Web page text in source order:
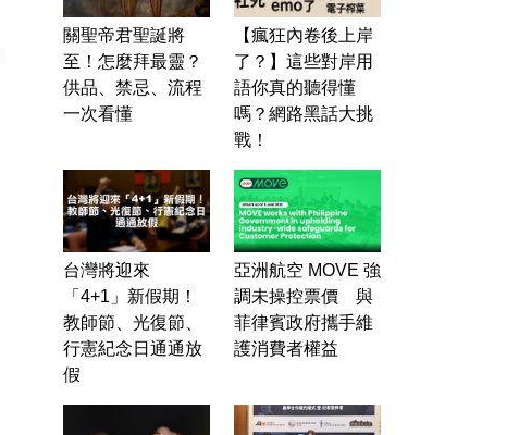
關聖帝君聖誕將
至！怎麼拜最靈？
供品、禁忌、流程
一次看懂
【瘋狂內卷後上岸
了？】這些對岸用
語你真的聽得懂
嗎？網路黑話大挑
戰！
台灣將迎來
「4+1」新假期！
教師節、光復節、
行憲紀念日通通放
假
亞洲航空 MOVE 強
調未操控票價 與
菲律賓政府攜手維
護消費者權益